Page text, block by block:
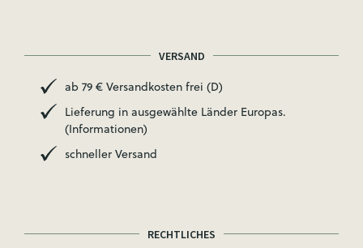
VERSAND
ab 79 € Versandkosten frei (D)
Lieferung in ausgewählte Länder Europas.
(Informationen)
schneller Versand
RECHTLICHES